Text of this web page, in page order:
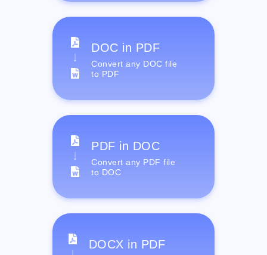
DOC in PDF
Convert any DOC file
to PDF
PDF in DOC
Convert any PDF file
to DOC
DOCX in PDF